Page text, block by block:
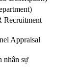
Recruitment
Appraisal
nhân sự